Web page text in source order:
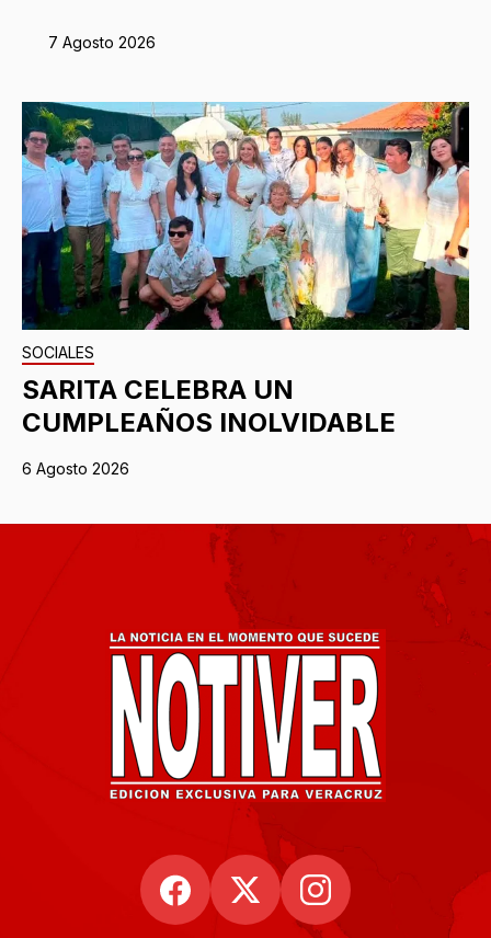
7 Agosto 2026
SOCIALES
SARITA CELEBRA UN
CUMPLEAÑOS INOLVIDABLE
6 Agosto 2026